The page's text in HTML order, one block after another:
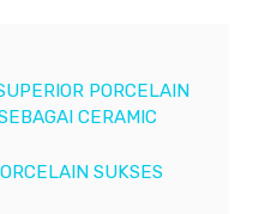
PORCELAIN
CERAMIC
SUKSES